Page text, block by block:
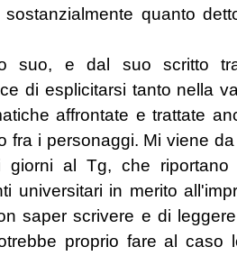
quanto
suo, e dal suo scritto
di esplicitarsi tanto nella
affrontate e trattate
fra i personaggi. Mi viene
giorni al Tg, che
universitari in merito
saper scrivere e di
proprio fare al caso